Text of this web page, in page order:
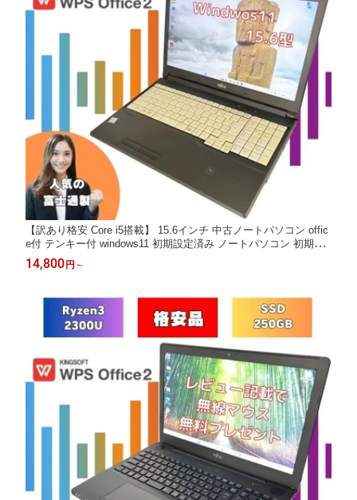
【訳あり格安 Core i5搭載】 15.6インチ 中古ノートパソコン offic
e付 テンキー付 windows11 初期設定済み ノートパソコン 初期設
定済み 中古ノートPC オフィス付きノートパソコン win11 メモリ
8GB SSD256GB 富士通 SSD オフィス付 A747/S a747s-i5-7th-wa
14,800円 ～